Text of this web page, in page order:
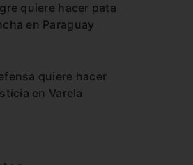
quiere hacer pata
en Paraguay
quiere hacer
en Varela